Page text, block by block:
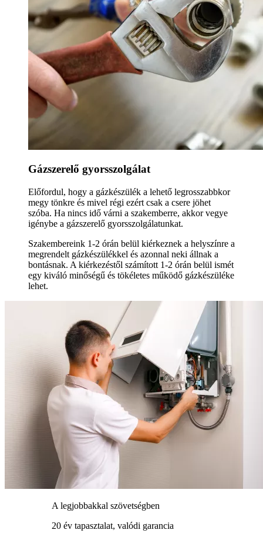
Gázszerelő gyorsszolgálat
Előfordul, hogy a gázkészülék a lehető legrosszabbkor
megy tönkre és mivel régi ezért csak a csere jöhet
szóba. Ha nincs idő várni a szakemberre, akkor vegye
igénybe a gázszerelő gyorsszolgálatunkat.
Szakembereink 1-2 órán belül kiérkeznek a helyszínre a
megrendelt gázkészülékkel és azonnal neki állnak a
bontásnak. A kiérkezéstől számított 1-2 órán belül ismét
egy kiváló minőségű és tökéletes működő gázkészüléke
lehet.
A legjobbakkal szövetségben
20 év tapasztalat, valódi garancia